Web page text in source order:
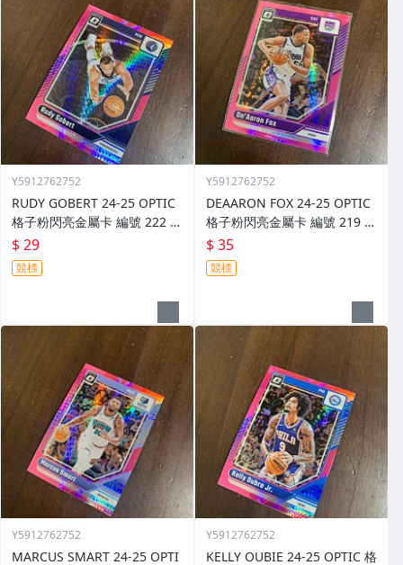
Y5912762752
RUDY GOBERT 24-25 OPTIC
格子粉閃亮金屬卡 編號 222 前
後圖
$ 29
競標
Y5912762752
DEAARON FOX 24-25 OPTIC
格子粉閃亮金屬卡 編號 219 前
後圖
$ 35
競標
Y5912762752
MARCUS SMART 24-25 OPTI
Y5912762752
KELLY OUBIE 24-25 OPTIC 格